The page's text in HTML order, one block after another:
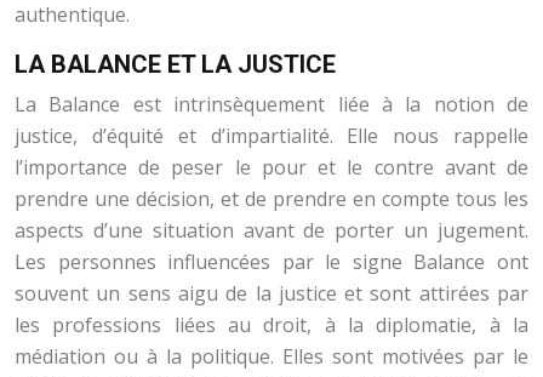
authentique.
LA BALANCE ET LA JUSTICE
La Balance est intrinsèquement liée à la notion de
justice, d’équité et d’impartialité. Elle nous rappelle
l’importance de peser le pour et le contre avant de
prendre une décision, et de prendre en compte tous les
aspects d’une situation avant de porter un jugement.
Les personnes influencées par le signe Balance ont
souvent un sens aigu de la justice et sont attirées par
les professions liées au droit, à la diplomatie, à la
médiation ou à la politique. Elles sont motivées par le